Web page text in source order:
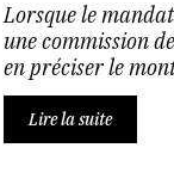
Lorsque le
une commission
en préciser le
Lire la suite